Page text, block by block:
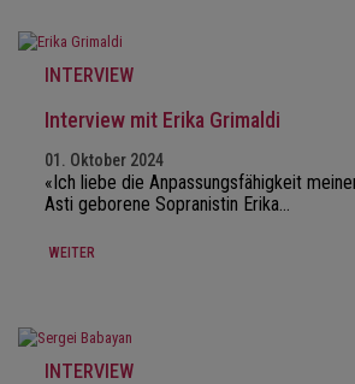
INTERVIEW
Interview mit Erika Grimaldi
01. Oktober 2024
«Ich liebe die Anpassungsfähigkeit
Asti geborene Sopranistin Erika…
WEITER
INTERVIEW